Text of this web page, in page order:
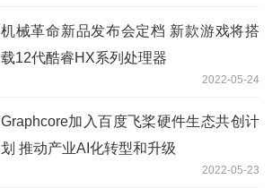
机械革命新品发布会定档 新款游戏将搭
载12代酷睿HX系列处理器
2022-05-24
Graphcore加入百度飞桨硬件生态共创计
划 推动产业AI化转型和升级
2022-05-23